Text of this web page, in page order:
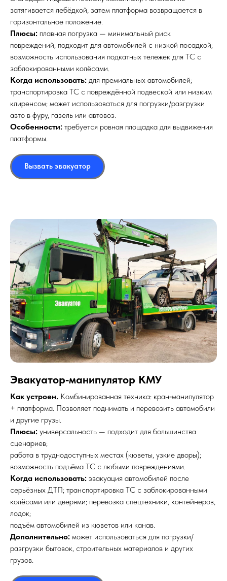
затягивается лебёдкой, затем платформа возвращается в
горизонтальное положение.
Плюсы: плавная погрузка — минимальный риск
повреждений; подходит для автомобилей с низкой посадкой;
возможность использования подкатных тележек для ТС с
заблокированными колёсами.
Когда использовать: для премиальных автомобилей;
транспортировка ТС с повреждённой подвеской или низким
клиренсом; может использоваться для погрузки/разгрузки
авто в фуру, газель или автовоз.
Особенности: требуется ровная площадка для выдвижения
платформы.
Вызвать эвакуатор
Эвакуатор‑манипулятор КМУ
Как устроен. Комбинированная техника: кран‑манипулятор
+ платформа. Позволяет поднимать и перевозить автомобили
и другие грузы.
Плюсы: универсальность — подходит для большинства
сценариев;
работа в труднодоступных местах (кюветы, узкие дворы);
возможность подъёма ТС с любыми повреждениями.
Когда использовать: эвакуация автомобилей после
серьёзных ДТП; транспортировка ТС с заблокированными
колёсами или дверями; перевозка спецтехники, контейнеров,
лодок;
подъём автомобилей из кюветов или канав.
Дополнительно: может использоваться для погрузки/
разгрузки бытовок, строительных материалов и других
грузов.